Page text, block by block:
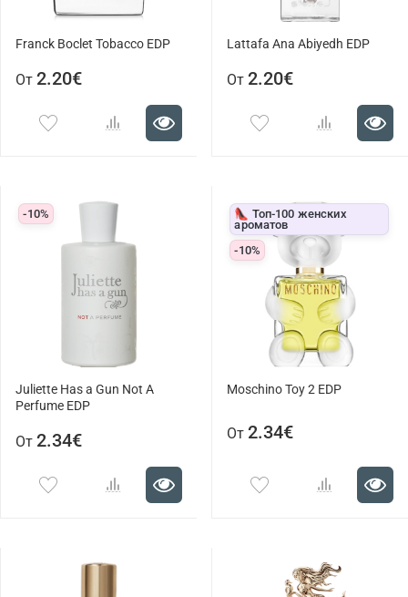
Franck Boclet Tobacco EDP
От 2.20€
Lattafa Ana Abiyedh EDP
От 2.20€
-10%
Juliette Has a Gun Not A
Perfume EDP
От 2.34€
👠 Топ-100 женских
ароматов
-10%
Moschino Toy 2 EDP
От 2.34€